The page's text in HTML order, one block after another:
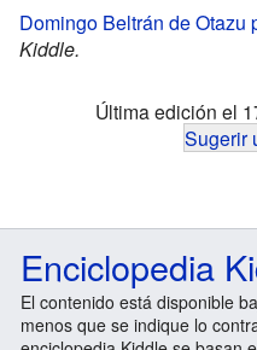
Domingo Beltrán de Otazu
Kiddle.
Última edición el
Sugerir
Enciclopedia
El contenido está disponible
menos que se indique lo